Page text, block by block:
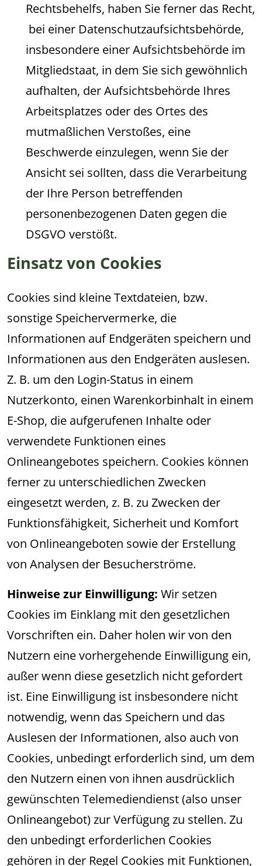
Rechtsbehelfs, haben Sie ferner das Recht,
bei einer Datenschutzaufsichtsbehörde,
insbesondere einer Aufsichtsbehörde im
Mitgliedstaat, in dem Sie sich gewöhnlich
aufhalten, der Aufsichtsbehörde Ihres
Arbeitsplatzes oder des Ortes des
mutmaßlichen Verstoßes, eine
Beschwerde einzulegen, wenn Sie der
Ansicht sei sollten, dass die Verarbeitung
der Ihre Person betreffenden
personenbezogenen Daten gegen die
DSGVO verstößt.
Einsatz von Cookies
Cookies sind kleine Textdateien, bzw.
sonstige Speichervermerke, die
Informationen auf Endgeräten speichern und
Informationen aus den Endgeräten auslesen.
Z. B. um den Login-Status in einem
Nutzerkonto, einen Warenkorbinhalt in einem
E-Shop, die aufgerufenen Inhalte oder
verwendete Funktionen eines
Onlineangebotes speichern. Cookies können
ferner zu unterschiedlichen Zwecken
eingesetzt werden, z. B. zu Zwecken der
Funktionsfähigkeit, Sicherheit und Komfort
von Onlineangeboten sowie der Erstellung
von Analysen der Besucherströme.
Hinweise zur Einwilligung: Wir setzen
Cookies im Einklang mit den gesetzlichen
Vorschriften ein. Daher holen wir von den
Nutzern eine vorhergehende Einwilligung ein,
außer wenn diese gesetzlich nicht gefordert
ist. Eine Einwilligung ist insbesondere nicht
notwendig, wenn das Speichern und das
Auslesen der Informationen, also auch von
Cookies, unbedingt erforderlich sind, um dem
den Nutzern einen von ihnen ausdrücklich
gewünschten Telemediendienst (also unser
Onlineangebot) zur Verfügung zu stellen. Zu
den unbedingt erforderlichen Cookies
gehören in der Regel Cookies mit Funktionen,